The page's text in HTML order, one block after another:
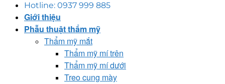
Hotline: 0937 999 885
Giới thiệu
Phẫu thuật thẩm mỹ
Thẩm mỹ mắt
Thẩm mỹ mí trên
Thẩm mỹ mí dưới
Treo cung mày